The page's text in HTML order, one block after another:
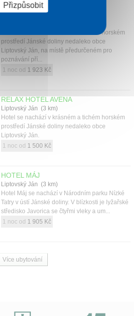
WELLNESS HOTEL ALEXANDRA
Hotel se nachází v krásném a tichém horském
prostředí Jánské doliny nedaleko obce
Liptovský Ján, na místě předurčeném pro
poznávání pří...
1 noc od 1 923 Kč
RELAX HOTEL AVENA
Liptovský Ján (3 km)
Hotel se nachází v krásném a tichém horském
prostředí Jánské doliny nedaleko obce
Liptovský Ján.
1 noc od 1 500 Kč
HOTEL MÁJ
Liptovský Ján (3 km)
Hotel Máj se nachází v Národním parku Nízké
Tatry v ústí Jánské doliny. V blízkosti je lyžařské
středisko Javorica se čtyřmi vleky a um...
1 noc od 1 905 Kč
Více ubytování
Přizpůsobit